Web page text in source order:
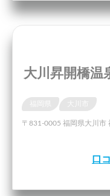
大川昇開橋温
〒831-0005 福岡県大川市
口